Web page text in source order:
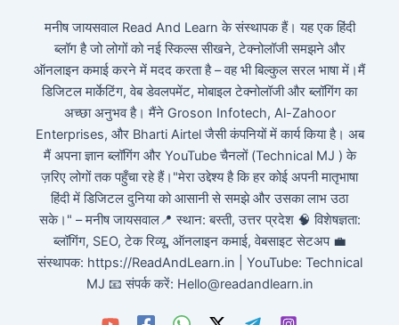
मनीष जायसवाल Read And Learn के संस्थापक हैं। यह एक हिंदी
ब्लॉग है जो लोगों को नई स्किल्स सीखने, टेक्नोलॉजी समझने और
ऑनलाइन कमाई करने में मदद करता है – वह भी बिल्कुल सरल भाषा में।मैं
डिजिटल मार्केटिंग, वेब डेवलपमेंट, मोबाइल टेक्नोलॉजी और ब्लॉगिंग का
अच्छा अनुभव है। मैंने Groson Infotech, Al-Zahoor
Enterprises, और Bharti Airtel जैसी कंपनियों में कार्य किया है। अब
मैं अपना ज्ञान ब्लॉगिंग और YouTube चैनलों (Technical MJ ) के
ज़रिए लोगों तक पहुँचा रहे हैं।"मेरा उद्देश्य है कि हर कोई अपनी मातृभाषा
हिंदी में डिजिटल दुनिया को आसानी से समझे और उसका लाभ उठा
सके।" – मनीष जायसवाल📍 स्थान: बस्ती, उत्तर प्रदेश 🧠 विशेषज्ञता:
ब्लॉगिंग, SEO, टेक रिव्यू, ऑनलाइन कमाई, वेबसाइट सेटअप 💼
संस्थापक: https://ReadAndLearn.in | YouTube: Technical
MJ 📧 संपर्क करें: Hello@readandlearn.in